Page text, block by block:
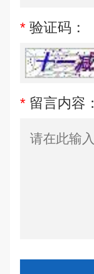
* 验证码：
* 留言内容：